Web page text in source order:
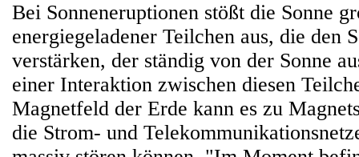
Bei Sonneneruptionen stößt die Sonne
energiegeladener Teilchen aus, die den
verstärken, der ständig von der Sonne
einer Interaktion zwischen diesen
Magnetfeld der Erde kann es zu
die Strom- und